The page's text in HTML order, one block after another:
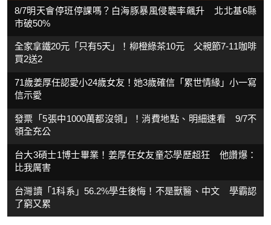
8/7明天會停班停課嗎？白海豚暴風侵襲率飆升 北北基6縣
市破50%
全家拿鐵20元「只有5天」！柳橙綠茶10元 父親節7-11咖啡
買2送2
71歲姜厚任認愛小24歲女友！她3歲確信「累世情緣」小一寫
信示愛
發票「5張中1000萬都沒領」！消費地點、明細速看 9/7不
領全充公
台大3碩士1博士畢業！姜厚任女友童芯學歷超狂 他讚爆：
比我厲害
台灣讀「1科系」56.2%學生後悔！不是獸醫、中文 學霸認
了窮又累